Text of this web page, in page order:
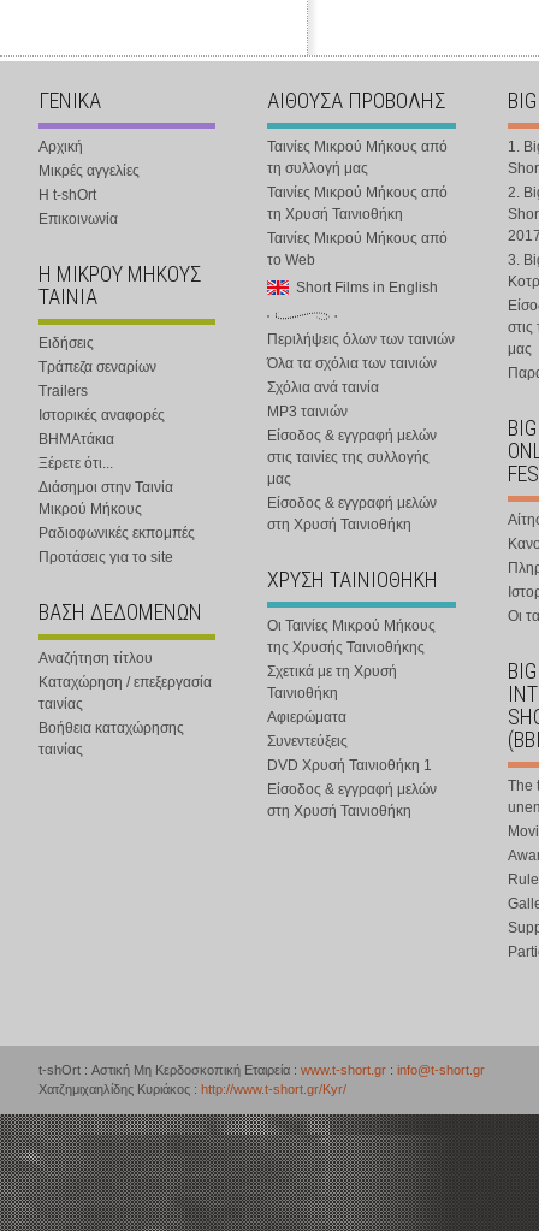
ΓΕΝΙΚΑ
Αρχική
Μικρές αγγελίες
Η t-shOrt
Επικοινωνία
Η ΜΙΚΡΟΥ ΜΗΚΟΥΣ
ΤΑΙΝΙΑ
Ειδήσεις
Τράπεζα σεναρίων
Trailers
Ιστορικές αναφορές
ΒΗΜΑτάκια
Ξέρετε ότι...
Διάσημοι στην Ταινία
Μικρού Μήκους
Ραδιοφωνικές εκπομπές
Προτάσεις για το site
ΒΑΣΗ ΔΕΔΟΜΕΝΩΝ
Αναζήτηση τίτλου
Καταχώρηση / επεξεργασία
ταινίας
Βοήθεια καταχώρησης
ταινίας
ΑΙΘΟΥΣΑ ΠΡΟΒΟΛΗΣ
Ταινίες Μικρού Μήκους από
τη συλλογή μας
Ταινίες Μικρού Μήκους από
τη Χρυσή Ταινιοθήκη
Ταινίες Μικρού Μήκους από
το Web
Short Films in English
Περιλήψεις όλων των ταινιών
Όλα τα σχόλια των ταινιών
Σχόλια ανά ταινία
MP3 ταινιών
Είσοδος & εγγραφή μελών
στις ταινίες της συλλογής
μας
Είσοδος & εγγραφή μελών
στη Χρυσή Ταινιοθήκη
ΧΡΥΣΗ ΤΑΙΝΙΟΘΗΚΗ
Οι Ταινίες Μικρού Μήκους
της Χρυσής Ταινιοθήκης
Σχετικά με τη Χρυσή
Ταινιοθήκη
Αφιερώματα
Συνεντεύξεις
DVD Χρυσή Ταινιοθήκη 1
Είσοδος & εγγραφή μελών
στη Χρυσή Ταινιοθήκη
1.
2.
3.
στις
μας
Οι
The
t-shOrt : Αστική Μη Κερδοσκοπική Εταιρεία : www.t-short.gr : info@t-short.gr
Χατζημιχαηλίδης Κυριάκος : http://www.t-short.gr/Kyr/